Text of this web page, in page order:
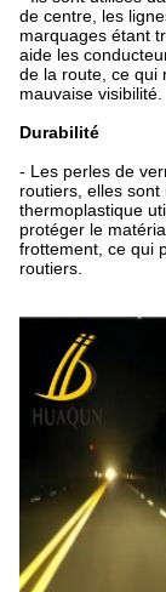
de centre, les
marquages étant
aide les
de la route, ce qui
mauvaise visibilité.
Durabilité
- Les perles de
routiers, elles
thermoplastique
protéger le
frottement, ce qui
routiers.